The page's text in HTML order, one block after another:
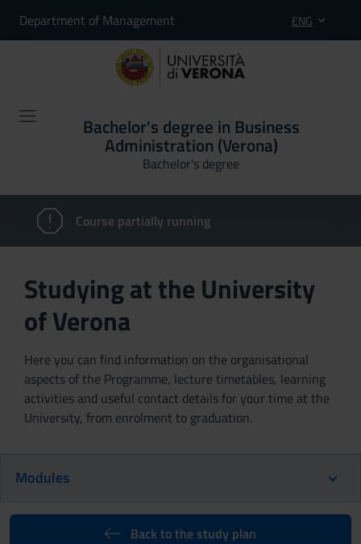
Department of Management ENG
Bachelor's degree in Business
Administration (Verona)
Bachelor's degree
Course partially running
Studying at the University
of Verona
Here you can find information on the organisational
aspects of the Programme, lecture timetables, learning
activities and useful contact details for your time at the
University, from enrolment to graduation.
Modules
Back to the study plan